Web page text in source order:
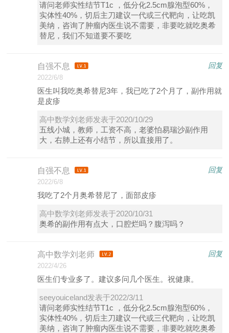
请问老师实性结节T1c ，低分化2.5cm腺泡型60%，
实体性40%，切后主刀建议一代或三代靶向，让吃凯
美纳，咨询了肿瘤内医生说不需要，非要吃就吃奥希
替尼，我们不知道要不要吃
回复
自强不息
2022/6/8
医生叫我吃奥希替尼3年，我已吃了2个月了，副作用就
是皮疹
高中数学刘老师发表于2020/10/29
五线小城，教师，工资不高，老婆怕易瑞沙副作用
大，右肺上还有小结节，所以直接用了。
回复
自强不息
2022/6/8
我吃了2个月奥希替尼了，面部皮疹
高中数学刘老师发表于2020/10/31
奥希的副作用有点大，口腔烂吗？腹泻吗？
回复
高中数学刘老师
2022/4/26
医生们专业多了。建议多问几个医生。祝健康。
seeyouiceland发表于2022/3/11
请问老师实性结节T1c ，低分化2.5cm腺泡型60%，
实体性40%，切后主刀建议一代或三代靶向，让吃凯
美纳，咨询了肿瘤内医生说不需要，非要吃就吃奥希